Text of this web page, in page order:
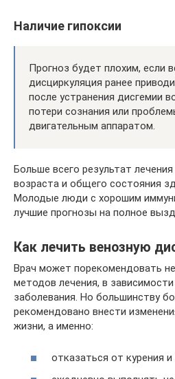
Наличие гипоксии
Прогноз будет плохим, если
дисциркуляция ранее
после устранения дисгемии
потери сознания или
двигательным аппаратом.
Больше всего результат
возраста и общего состояния
Молодые люди с хорошим
лучшие прогнозы на полное
Как лечить венозную
Врач может порекомендовать
методов лечения, в
заболевания. Но большинству
рекомендовано внести
жизни, а именно:
отказаться от курения